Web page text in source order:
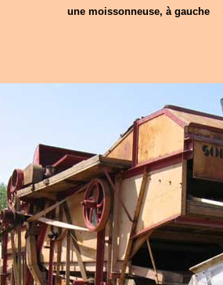
une moissonneuse, à gauche